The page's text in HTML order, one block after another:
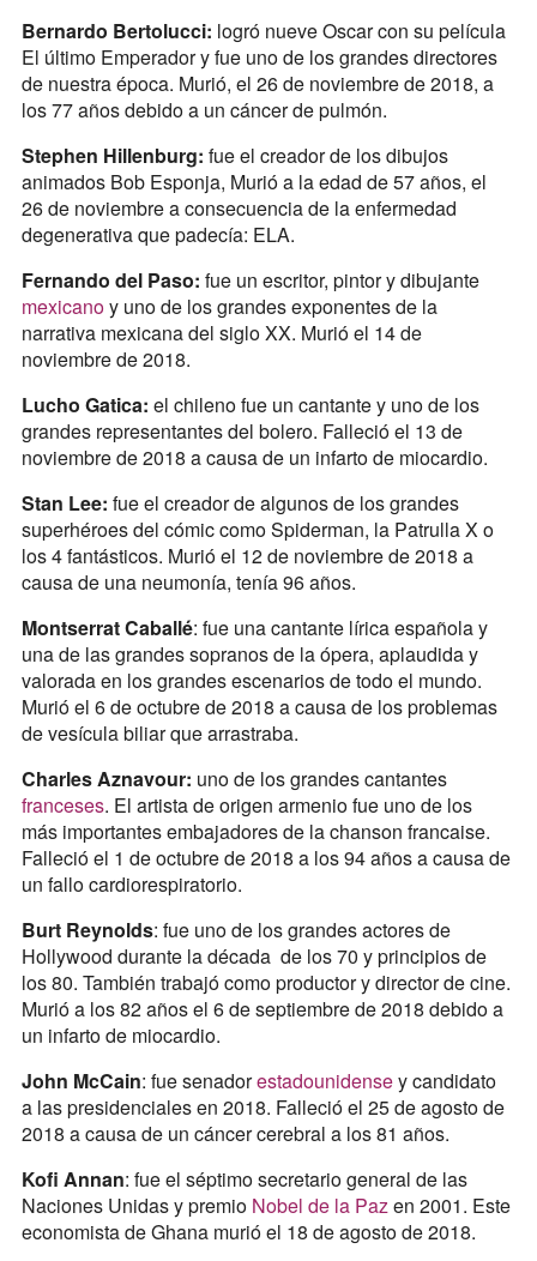
Bernardo Bertolucci: logró nueve Oscar con su película
El último Emperador y fue uno de los grandes directores
de nuestra época. Murió, el 26 de noviembre de 2018, a
los 77 años debido a un cáncer de pulmón.
Stephen Hillenburg: fue el creador de los dibujos
animados Bob Esponja, Murió a la edad de 57 años, el
26 de noviembre a consecuencia de la enfermedad
degenerativa que padecía: ELA.
Fernando del Paso: fue un escritor, pintor y dibujante
mexicanoy uno de los grandes exponentes de la
narrativa mexicana del siglo XX. Murió el 14 de
noviembre de 2018.
Lucho Gatica: el chileno fue un cantante y uno de los
grandes representantes del bolero. Falleció el 13 de
noviembre de 2018 a causa de un infarto de miocardio.
Stan Lee: fue el creador de algunos de los grandes
superhéroes del cómic como Spiderman, la Patrulla X o
los 4 fantásticos. Murió el 12 de noviembre de 2018 a
causa de una neumonía, tenía 96 años.
Montserrat Caballé: fue una cantante lírica española y
una de las grandes sopranos de la ópera, aplaudida y
valorada en los grandes escenarios de todo el mundo.
Murió el 6 de octubre de 2018 a causa de los problemas
de vesícula biliar que arrastraba.
Charles Aznavour: uno de los grandes cantantes
franceses. El artista de origen armenio fue uno de los
más importantes embajadores de la chanson francaise.
Falleció el 1 de octubre de 2018 a los 94 años a causa de
un fallo cardiorespiratorio.
Burt Reynolds: fue uno de los grandes actores de
Hollywood durante la década de los 70 y principios de
los 80. También trabajó como productor y director de cine.
Murió a los 82 años el 6 de septiembre de 2018 debido a
un infarto de miocardio.
John McCain: fue senadorestadounidensey candidato
a las presidenciales en 2018. Falleció el 25 de agosto de
2018 a causa de un cáncer cerebral a los 81 años.
Kofi Annan: fue el séptimo secretario general de las
Naciones Unidas y premio Nobel de la Pazen 2001. Este
economista de Ghana murió el 18 de agosto de 2018.